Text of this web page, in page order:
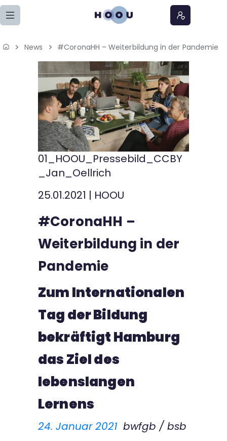
Zum Seiteninhalt springen
Home
Lernangebote
Podcasts
Meine Lernangebote
News
Über uns
Kontakt
News #CoronaHH – Weiterbildung in der Pandemie
01_HOOU_Pressebild_CCBY
_Jan_Oellrich
25.01.2021 | HOOU
#CoronaHH –
Weiterbildung in der
Pandemie
Zum Internationalen
Tag der Bildung
bekräftigt Hamburg
das Ziel des
lebenslangen
Lernens
24. Januar 2021 bwfgb / bsb